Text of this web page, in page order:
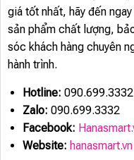
giá tốt nhất, hãy đến ngay
sản phẩm chất lượng,
sóc khách hàng chuyên
hành trình.
Hotline: 090.699.3332
Zalo: 090.699.3332
Facebook:
Website: hanasmart.vn